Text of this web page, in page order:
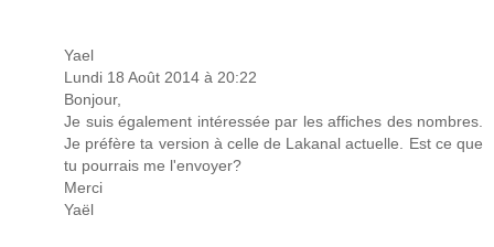
Yael
Lundi 18 Août 2014 à 20:22
Bonjour,
Je suis également intéressée par les affiches des nombres.
Je préfère ta version à celle de Lakanal actuelle. Est ce que
tu pourrais me l'envoyer?
Merci
Yaël